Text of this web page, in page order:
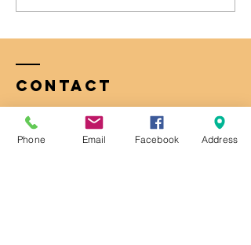
รักษ์โลก
Contact
S.D.J. Inter Co.,Ltd
Phone Email Facebook Address